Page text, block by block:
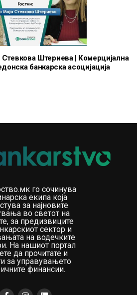
Стевкова Штериева | Комерцијална
банкарска асоцијација
го сочинува
екипа која
за најновите
во светот на
за предизвиците
сектор и
на водечките
На нашиот портал
да прочитате и
за управувањето
финансии.